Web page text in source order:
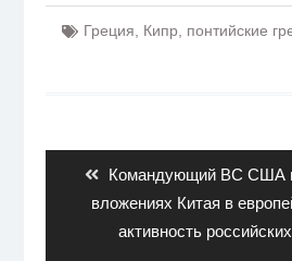
Греция Кипр понтийские
записямPrevious
post:
Командующий ВС США
вложениях Китая в
активность